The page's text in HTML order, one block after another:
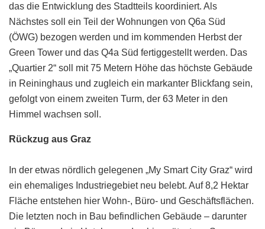
das die Entwicklung des Stadtteils koordiniert. Als
Nächstes soll ein Teil der Wohnungen von Q6a Süd
(ÖWG) bezogen werden und im kommenden Herbst der
Green Tower und das Q4a Süd fertiggestellt werden. Das
„Quartier 2“ soll mit 75 Metern Höhe das höchste Gebäude
in Reininghaus und zugleich ein markanter Blickfang sein,
gefolgt von einem zweiten Turm, der 63 Meter in den
Himmel wachsen soll.
Rückzug aus Graz
In der etwas nördlich gelegenen „My Smart City Graz“ wird
ein ehemaliges Industriegebiet neu belebt. Auf 8,2 Hektar
Fläche entstehen hier Wohn-, Büro- und Geschäftsflächen.
Die letzten noch in Bau befindlichen Gebäude – darunter